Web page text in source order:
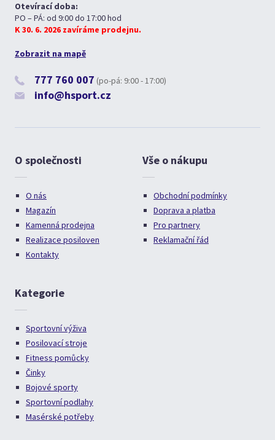
Otevírací doba:
PO – PÁ: od 9:00 do 17:00 hod
K 30. 6. 2026 zavíráme prodejnu.
Zobrazit na mapě
777 760 007 (po-pá: 9:00 - 17:00)
info@hsport.cz
O společnosti
O nás
Magazín
Kamenná prodejna
Realizace posiloven
Kontakty
Vše o nákupu
Obchodní podmínky
Doprava a platba
Pro partnery
Reklamační řád
Kategorie
Sportovní výživa
Posilovací stroje
Fitness pomůcky
Činky
Bojové sporty
Sportovní podlahy
Masérské potřeby